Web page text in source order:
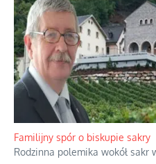
Ciemna strona
Historia jest doświadczeniem
że będziemy coś krytykować
powstania nie zrobili, jest...